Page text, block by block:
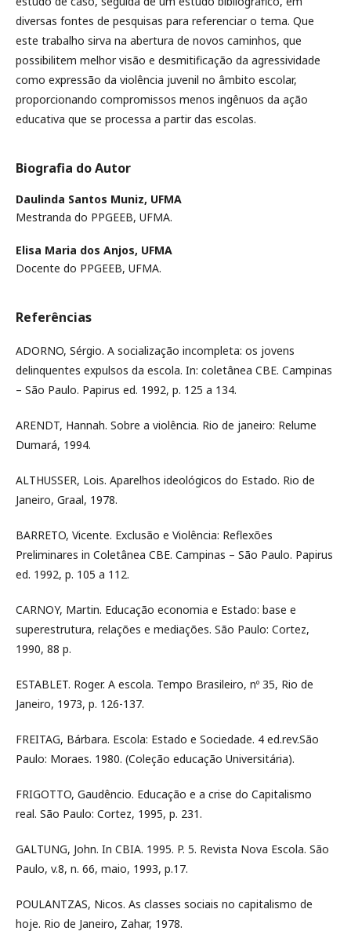
diversas fontes de pesquisas para referenciar o tema. Que
este trabalho sirva na abertura de novos caminhos, que
possibilitem melhor visão e desmitificação da agressividade
como expressão da violência juvenil no âmbito escolar,
proporcionando compromissos menos ingênuos da ação
educativa que se processa a partir das escolas.
Biografia do Autor
Daulinda Santos Muniz, UFMA
Mestranda do PPGEEB, UFMA.
Elisa Maria dos Anjos, UFMA
Docente do PPGEEB, UFMA.
Referências
ADORNO, Sérgio. A socialização incompleta: os jovens
delinquentes expulsos da escola. In: coletânea CBE. Campinas
– São Paulo. Papirus ed. 1992, p. 125 a 134.
ARENDT, Hannah. Sobre a violência. Rio de janeiro: Relume
Dumará, 1994.
ALTHUSSER, Lois. Aparelhos ideológicos do Estado. Rio de
Janeiro, Graal, 1978.
BARRETO, Vicente. Exclusão e Violência: Reflexões
Preliminares in Coletânea CBE. Campinas – São Paulo. Papirus
ed. 1992, p. 105 a 112.
CARNOY, Martin. Educação economia e Estado: base e
superestrutura, relações e mediações. São Paulo: Cortez,
1990, 88 p.
ESTABLET. Roger. A escola. Tempo Brasileiro, nº 35, Rio de
Janeiro, 1973, p. 126-137.
FREITAG, Bárbara. Escola: Estado e Sociedade. 4 ed.rev.São
Paulo: Moraes. 1980. (Coleção educação Universitária).
FRIGOTTO, Gaudêncio. Educação e a crise do Capitalismo
real. São Paulo: Cortez, 1995, p. 231.
GALTUNG, John. In CBIA. 1995. P. 5. Revista Nova Escola. São
Paulo, v.8, n. 66, maio, 1993, p.17.
POULANTZAS, Nicos. As classes sociais no capitalismo de
hoje. Rio de Janeiro, Zahar, 1978.